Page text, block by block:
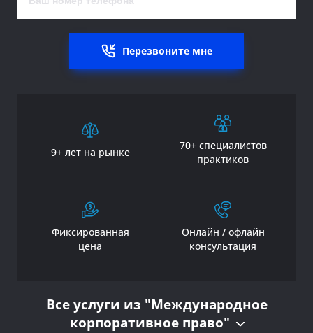
Перезвоните мне
9+ лет на рынке
70+ специалистов
практиков
Фиксированная
цена
Онлайн / офлайн
консультация
Все услуги из "Международное
корпоративное право"